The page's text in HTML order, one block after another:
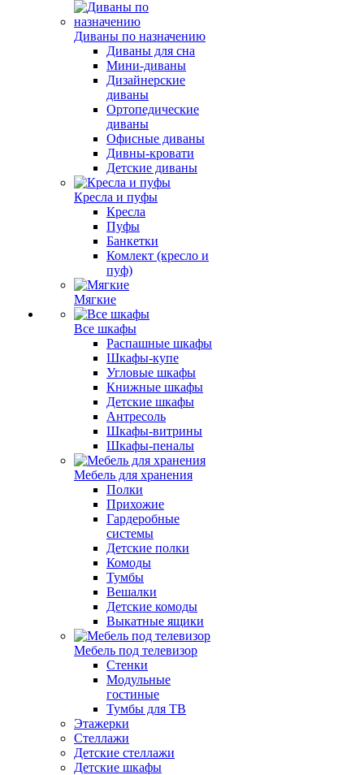
Диваны по назначению
Диваны для сна
Мини-диваны
Дизайнерские
диваны
Ортопедические
диваны
Офисные диваны
Дивны-кровати
Детские диваны
Кресла и пуфы
Кресла
Пуфы
Банкетки
Комлект (кресло и
пуф)
Мягкие
Все шкафы
Распашные шкафы
Шкафы-купе
Угловые шкафы
Книжные шкафы
Детские шкафы
Антресоль
Шкафы-витрины
Шкафы-пеналы
Мебель для хранения
Полки
Прихожие
Гардеробные
системы
Детские полки
Комоды
Тумбы
Вешалки
Детские комоды
Выкатные ящики
Мебель под телевизор
Стенки
Модульные
гостиные
Тумбы для ТВ
Этажерки
Стеллажи
Детские стеллажи
Детские шкафы